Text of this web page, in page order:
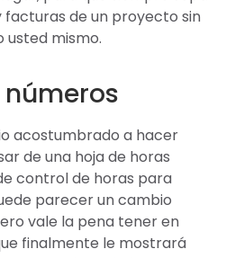
de un proyecto sin
mismo.
acostumbrado a hacer
de una hoja de horas
control de horas para
parecer un cambio
vale la pena tener en
finalmente le mostrará